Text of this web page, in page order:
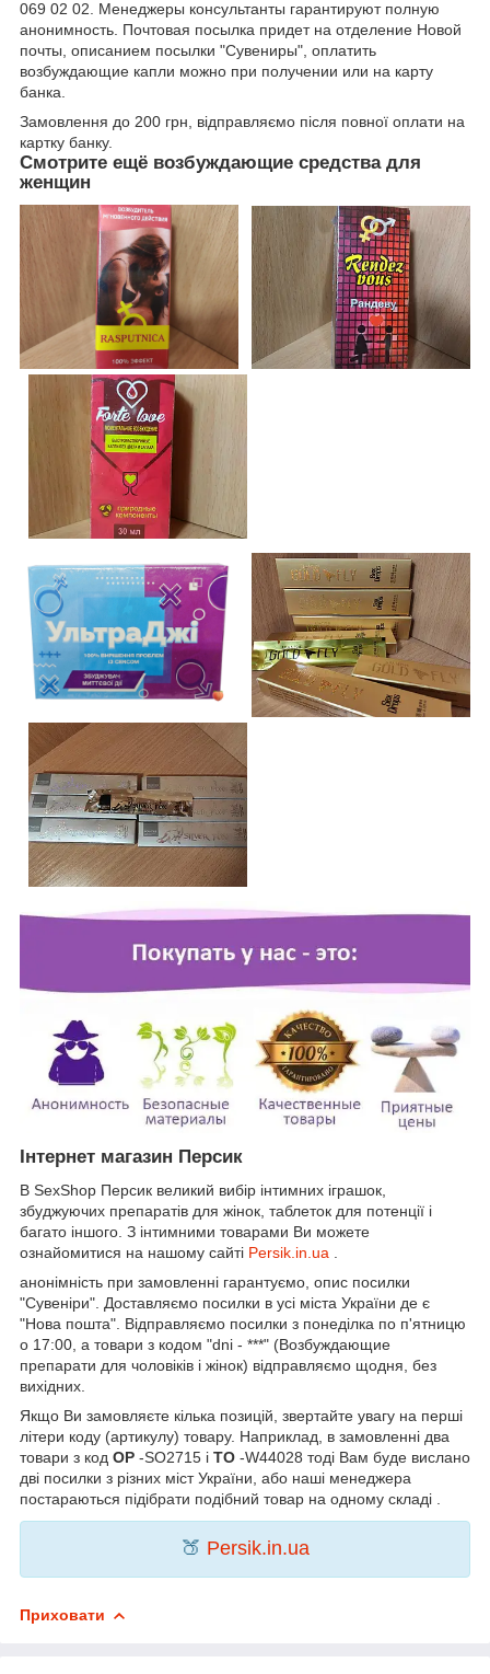
069 02 02. Менеджеры консультанты гарантируют полную
анонимность. Почтовая посылка придет на отделение Новой
почты, описанием посылки "Сувениры", оплатить
возбуждающие капли можно при получении или на карту
банка.
Замовлення до 200 грн, відправляємо після повної оплати на
картку банку.
Смотрите ещё возбуждающие средства для
женщин
Інтернет магазин Персик
В SexShop Персик великий вибір інтимних іграшок,
збуджуючих препаратів для жінок, таблеток для потенції і
багато іншого. З інтимними товарами Ви можете
ознайомитися на нашому сайті Persik.in.ua
анонімність при замовленні гарантуємо, опис посилки
"Сувеніри". Доставляємо посилки в усі міста України де є
"Нова пошта". Відправляємо посилки з понеділка по п'ятницю
о 17:00, а товари з кодом "dni - ***" (Возбуждающие
препарати для чоловіків і жінок) відправляємо щодня, без
вихідних.
Якщо Ви замовляєте кілька позицій, звертайте увагу на перші
літери коду (артикулу) товару. Наприклад, в замовленні два
товари з код OP -SO2715 і TO -W44028 тоді Вам буде вислано
дві посилки з різних міст України, або наші менеджера
постараються підібрати подібний товар на одному складі .
🍑 Persik.in.ua
Приховати